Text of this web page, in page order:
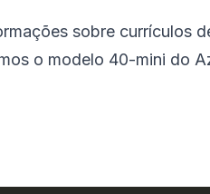
sobre currículos
o modelo 40-mini do